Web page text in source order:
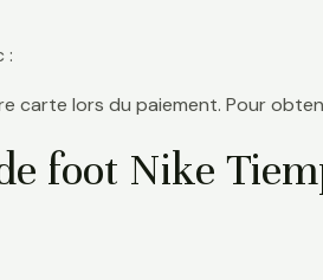
:
carte lors du paiement. Pour
foot Nike